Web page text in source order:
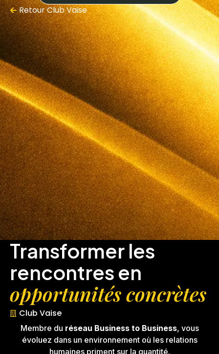
RetourClub Vaise
Membre du réseau Business to Business, vous
évoluez dans un environnement où les relations
humaines priment sur la quantité.
Transformer les
rencontres en
opportunités concrètes
Club Vaise